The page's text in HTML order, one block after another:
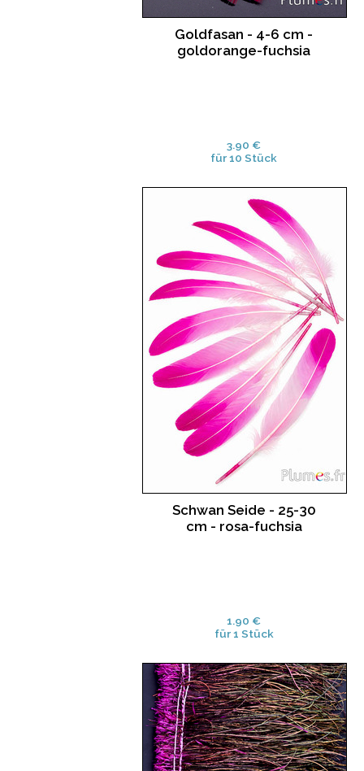
Goldfasan - 4-6 cm -
goldorange-fuchsia
3.90 €
für 10 Stück
Schwan Seide - 25-30
cm - rosa-fuchsia
1.90 €
für 1 Stück